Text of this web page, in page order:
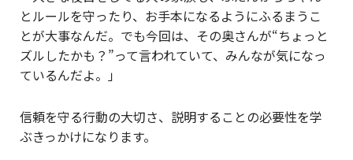
とルールを守ったり、お手本になるようにふるまうこ
とが大事なんだ。でも今回は、その奥さんが“ちょっと
ズルしたかも？”って言われていて、みんなが気になっ
ているんだよ。」
信頼を守る行動の大切さ、説明することの必要性を学
ぶきっかけになります。